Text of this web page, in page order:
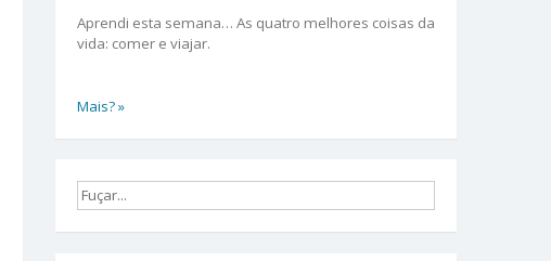
Aprendi esta semana… As quatro melhores coisas da
vida: comer e viajar.
Mais? »